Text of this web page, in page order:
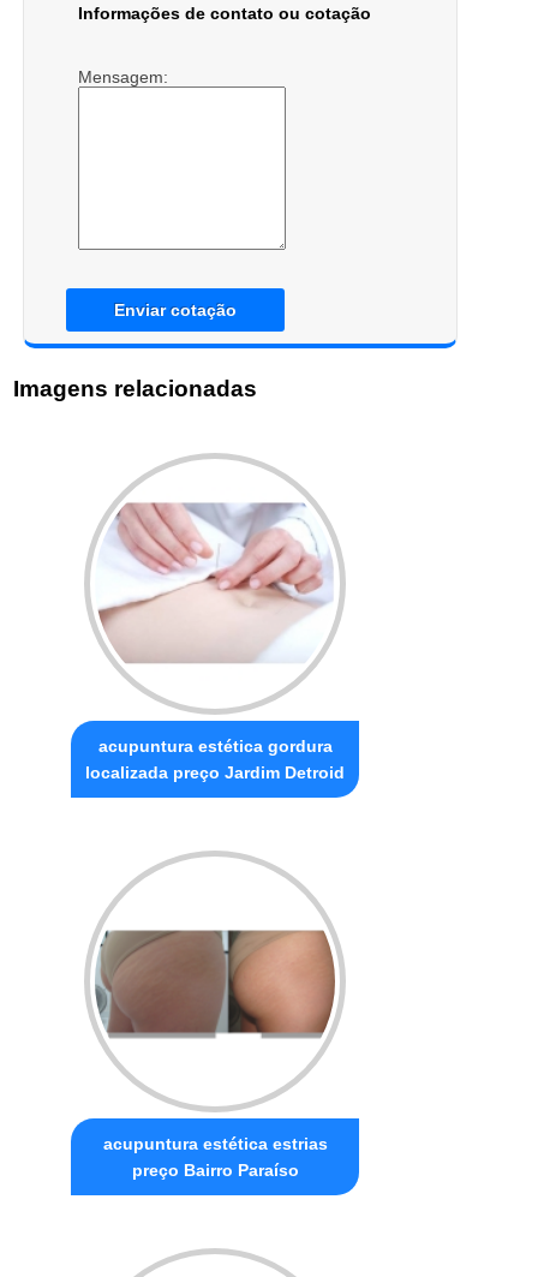
Informações de contato ou cotação
Mensagem:
Enviar cotação
Imagens relacionadas
acupuntura estética gordura
localizada preço Jardim Detroid
acupuntura estética estrias
preço Bairro Paraíso